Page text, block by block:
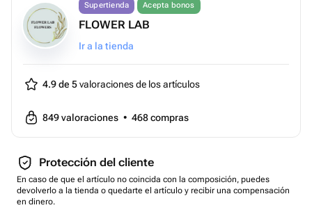
Supertienda Acepta bonos
FLOWER LAB
Ir a la tienda
4.9 de 5valoraciones de los artículos
849valoraciones • 468compras
Protección del cliente
En caso de que el artículo no coincida con la composición, puedes
devolverlo a la tienda o quedarte el artículo y recibir una compensación
en dinero.